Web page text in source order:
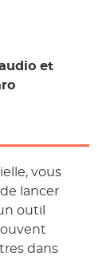
et
vous
lancer
outil
dans